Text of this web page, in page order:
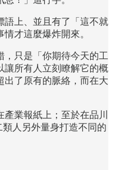
語上、並且有了「這不就
才這麼爆炸開來。
，只是「你期待今天的工
讓所有人立刻瞭解它的概
出了原有的脈絡，而在大
業報紙上；至於在品川
人另外量身打造不同的